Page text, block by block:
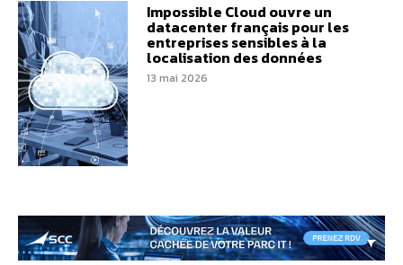
Impossible Cloud ouvre un
datacenter français pour les
entreprises sensibles à la
localisation des données
13 mai 2026